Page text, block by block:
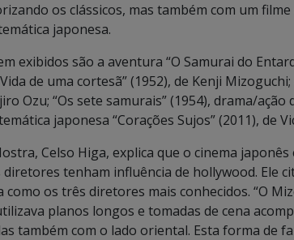
os clássicos, mas também com um
japonesa.
exibidos são a aventura “O Samurai do
de uma cortesã” (1952), de Kenji
Ozu; “Os sete samurais” (1954), drama/
japonesa “Corações Sujos” (2011), de
Celso Higa, explica que o cinema
tenham influência de hollywood. Ele
como os três diretores mais conhecidos. “O
planos longos e tomadas de cena
também com o lado oriental. Esta forma de